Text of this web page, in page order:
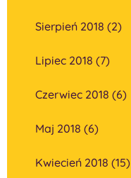
Sierpień 2018 (2)
Lipiec 2018 (7)
Czerwiec 2018 (6)
Maj 2018 (6)
Kwiecień 2018 (15)